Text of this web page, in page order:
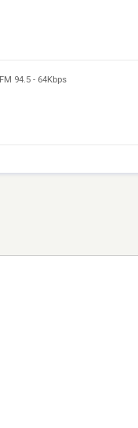
FM 94.5- 64Kbps